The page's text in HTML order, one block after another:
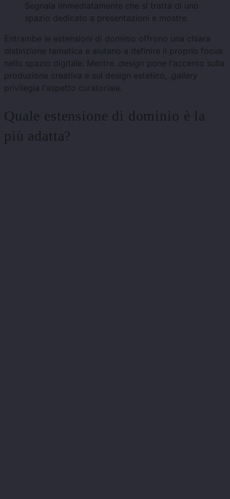
Segnala immediatamente che si tratta di uno
spazio dedicato a presentazioni e mostre.
Entrambe le estensioni di dominio offrono una chiara
distinzione tematica e aiutano a definire il proprio focus
nello spazio digitale. Mentre .design pone l'accento sulla
produzione creativa e sul design estetico, .gallery
privilegia l'aspetto curatoriale.
Quale estensione di dominio è la
più adatta?